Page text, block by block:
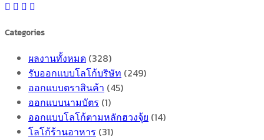
Categories
ผลงานทั้งหมด (328)
รับออกแบบโลโก้บริษัท (249)
ออกแบบตราสินค้า (45)
ออกแบบนามบัตร (1)
ออกแบบโลโก้ตามหลักฮวงจุ้ย (14)
โลโก้ร้านอาหาร (31)